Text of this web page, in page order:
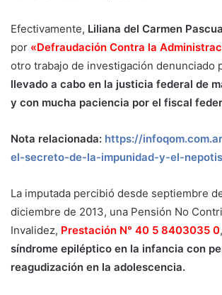
Efectivamente, Liliana del Carmen Pascua
por «Defraudación Contra la
otro trabajo de investigación denunciado
llevado a cabo en la justicia federal de
y con mucha paciencia por el fiscal
Nota relacionada: https://
el-secreto-de-la-impunidad-y-el-
La imputada percibió desde septiembre
diciembre de 2013, una Pensión No
Invalidez, Prestación N° 40 5 8403035 0,
síndrome epiléptico en la infancia con
reagudización en la adolescencia.